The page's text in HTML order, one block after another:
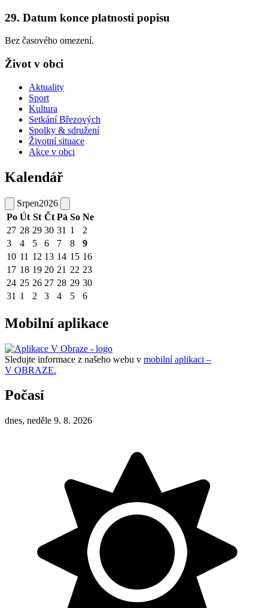
29. Datum konce platnosti popisu
Bez časového omezení.
Život v obci
Aktuality
Sport
Kultura
Setkání Březových
Spolky & sdružení
Životní situace
Akce v obci
Kalendář
Srpen2026
Po Út St Čt Pá So Ne
27 28 29 30 31 1
2
3
4 5 6 7 8
9
10 11 12 13 14 15 16
17 18 19 20 21 22 23
24 25 26 27 28 29 30
31 1 2 3 4 5 6
Mobilní aplikace
Sledujte informace z našeho webu v mobilní aplikaci –
V OBRAZE.
Počasí
dnes, neděle 9. 8. 2026